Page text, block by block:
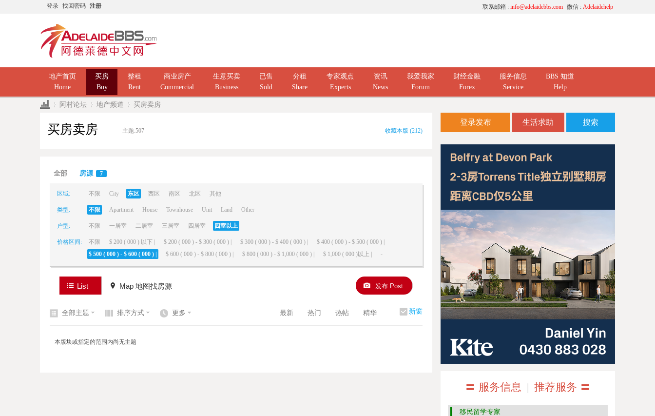
登录 找回密码 注册 微信 : Adelaidehelp
联系邮箱 : info@adelaidebbs.com
地产首页
Home
买房
Buy
整租
Rent
商业房产
Commercial
生意买卖
Business
已售
Sold
分租
Share
专家观点
Experts
资讯
News
我爱我家
Forum
财经金融
Forex
服务信息
Service
BBS 知道
Help
阿村论坛 地产频道 买房卖房
买房卖房 主题:507 收藏本版 (212)
全部 房源 7
区域: 不限 City 东区 西区 南区 北区 其他
类型: 不限 Apartment House Townhouse Unit Land Other
户型: 不限 一居室 二居室 三居室 四居室 四室以上
价格区间: 不限 $ 200 ( 000 ) 以下 | $ 200 ( 000 ) - $ 300 ( 000 ) | $ 300 ( 000 ) - $ 400 ( 000 ) |
$ 400 ( 000 ) - $ 500 ( 000 ) |
$ 500 ( 000 ) - $ 600 ( 000 ) |
$ 600 ( 000 ) - $ 800 ( 000 ) | $ 800 ( 000 ) - $ 1,000 ( 000 ) | $ 1,000 ( 000 )以上 | -
List Map 地图找房源 发布 Post
新窗
全部主题 排序方式 更多 最新 热门 热帖 精华
本版块或指定的范围内尚无主题
登录发布 生活求助 搜索
〓 服务信息 | 推荐服务 〓
移民留学专家